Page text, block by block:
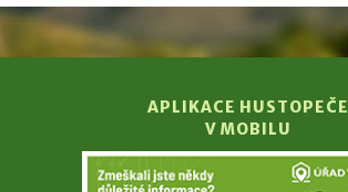
APLIKACE HUSTOPEČE
V MOBILU